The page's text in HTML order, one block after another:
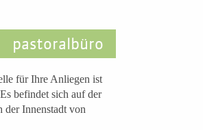
pastoralbüro
für Ihre Anliegen ist
befindet sich auf der
der Innenstadt von